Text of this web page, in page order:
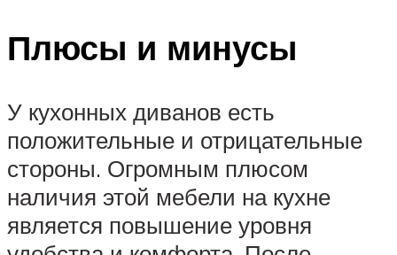
Плюсы и минусы
У кухонных диванов есть
положительные и отрицательные
стороны. Огромным плюсом
наличия этой мебели на кухне
является повышение уровня